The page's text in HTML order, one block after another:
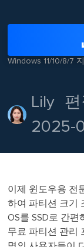
Windows 11/10/8/7
Lily
편
2025-
이제 윈도우용 전
하여 파티션 크기
OS를 SSD로 간
무료 파티션 관리